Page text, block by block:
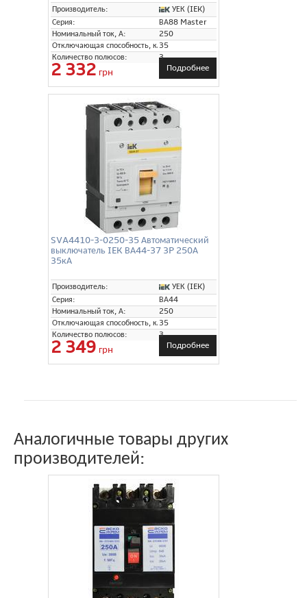
Производитель:
УЕК (IEK)
Серия:
ВА88 Master
Номинальный ток, А:
250
Отключающая способность, кА:35
Количество полюсов:
3
2 332 грн Подробнее
SVA4410-3-0250-35 Автоматический
выключатель IEK ВА44-37 3P 250А
35кА
Производитель:
УЕК (IEK)
Серия:
ВА44
Номинальный ток, А:
250
Отключающая способность, кА:35
Количество полюсов:
3
2 349 грн Подробнее
Аналогичные товары других
производителей: